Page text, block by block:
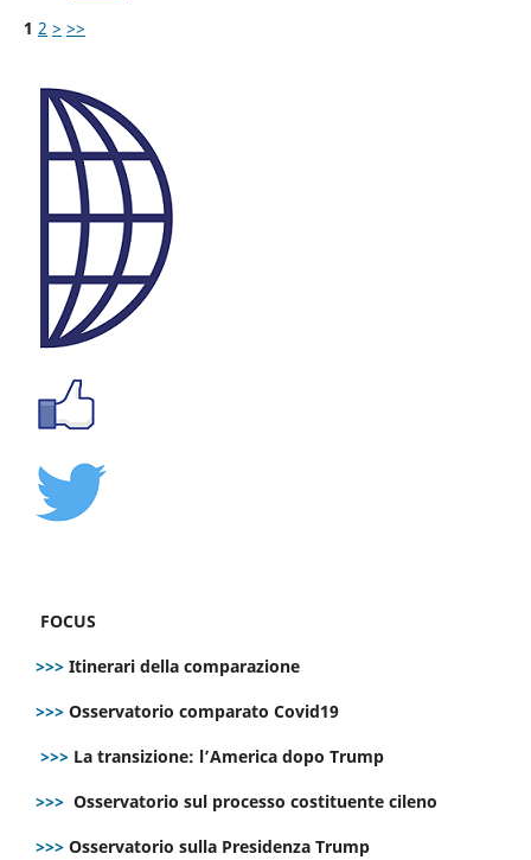
1 2 > >>
FOCUS
>>> Itinerari della comparazione
>>> Osservatorio comparato Covid19
>>> La transizione: l’America dopo Trump
>>> Osservatorio sul processo costituente cileno
>>> Osservatorio sulla Presidenza Trump